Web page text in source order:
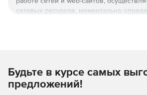
сетевых ресурсов, моментально
Среди пользователей Paessler AG
более 200 тысяч системных
организаций малого, среднего бизнеса
Будьте в курсе самых
предложений!